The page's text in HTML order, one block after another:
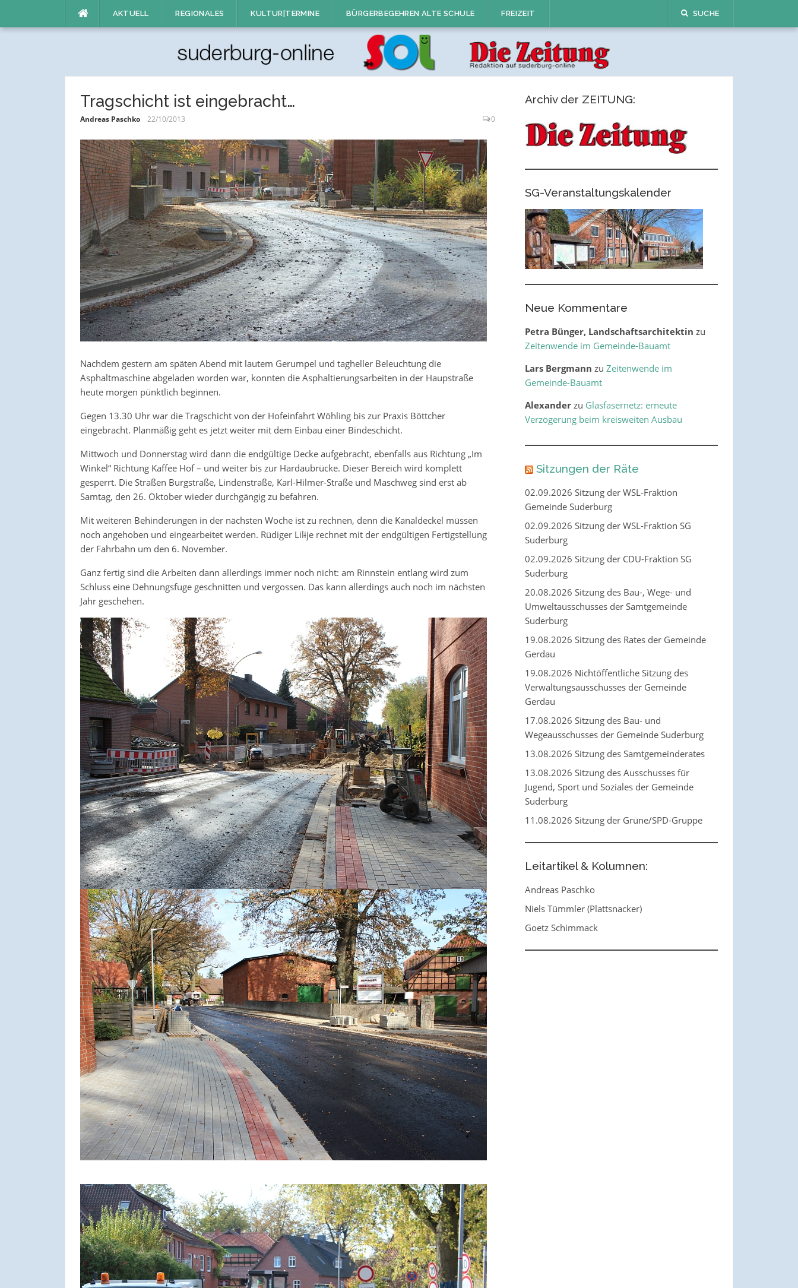
AKTUELL REGIONALES KULTUR|TERMINE BÜRGERBEGEHREN ALTE SCHULE FREIZEIT SUCHE
Tragschicht ist eingebracht…
Andreas Paschko 22/10/2013 0
Nachdem gestern am späten Abend mit lautem Gerumpel und tagheller Beleuchtung die
Asphaltmaschine abgeladen worden war, konnten die Asphaltierungsarbeiten in der Haupstraße
heute morgen pünktlich beginnen.
Gegen 13.30 Uhr war die Tragschicht von der Hofeinfahrt Wöhling bis zur Praxis Böttcher
eingebracht. Planmäßig geht es jetzt weiter mit dem Einbau einer Bindeschicht.
Mittwoch und Donnerstag wird dann die endgültige Decke aufgebracht, ebenfalls aus Richtung „Im
Winkel“ Richtung Kaffee Hof – und weiter bis zur Hardaubrücke. Dieser Bereich wird komplett
gesperrt. Die Straßen Burgstraße, Lindenstraße, Karl-Hilmer-Straße und Maschweg sind erst ab
Samtag, den 26. Oktober wieder durchgängig zu befahren.
Mit weiteren Behinderungen in der nächsten Woche ist zu rechnen, denn die Kanaldeckel müssen
noch angehoben und eingearbeitet werden. Rüdiger Lilije rechnet mit der endgültigen Fertigstellung
der Fahrbahn um den 6. November.
Ganz fertig sind die Arbeiten dann allerdings immer noch nicht: am Rinnstein entlang wird zum
Schluss eine Dehnungsfuge geschnitten und vergossen. Das kann allerdings auch noch im nächsten
Jahr geschehen.
Archiv der ZEITUNG:
SG-Veranstaltungskalender
Neue Kommentare
Petra Bünger, Landschaftsarchitektin zu
Zeitenwende im Gemeinde-Bauamt
Lars Bergmann zu Zeitenwende im
Gemeinde-Bauamt
Alexanderzu Glasfasernetz: erneute
Verzögerung beim kreisweiten Ausbau
Sitzungen der Räte
02.09.2026 Sitzung der WSL-Fraktion
Gemeinde Suderburg
02.09.2026 Sitzung der WSL-Fraktion SG
Suderburg
02.09.2026 Sitzung der CDU-Fraktion SG
Suderburg
20.08.2026 Sitzung des Bau-, Wege- und
Umweltausschusses der Samtgemeinde
Suderburg
19.08.2026 Sitzung des Rates der Gemeinde
Gerdau
19.08.2026 Nichtöffentliche Sitzung des
Verwaltungsausschusses der Gemeinde
Gerdau
17.08.2026 Sitzung des Bau- und
Wegeausschusses der Gemeinde Suderburg
13.08.2026 Sitzung des Samtgemeinderates
13.08.2026 Sitzung des Ausschusses für
Jugend, Sport und Soziales der Gemeinde
Suderburg
11.08.2026 Sitzung der Grüne/SPD-Gruppe
Leitartikel & Kolumnen:
Andreas Paschko
Niels Tümmler (Plattsnacker)
Goetz Schimmack